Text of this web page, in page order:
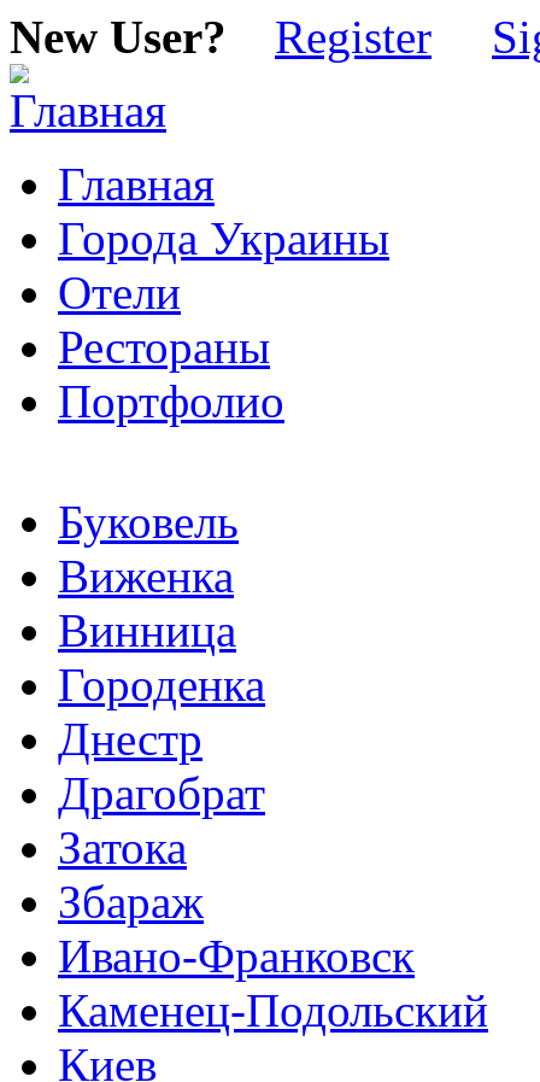
New User? Register
Главная
Города Украины
Отели
Рестораны
Портфолио
Буковель
Виженка
Винница
Городенка
Днестр
Драгобрат
Затока
Збараж
Ивано-Франковск
Каменец-Подольский
Киев